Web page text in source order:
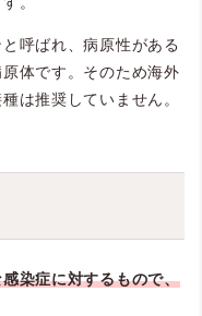
呼ばれ、病原性がある
体です。そのため海外
は推奨していません。
染症に対するもので、